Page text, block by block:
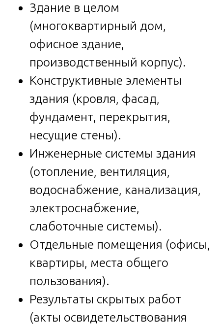
Здание в целом
(многоквартирный дом,
офисное здание,
производственный корпус).
Конструктивные элементы
здания (кровля, фасад,
фундамент, перекрытия,
несущие стены).
Инженерные системы здания
(отопление, вентиляция,
водоснабжение, канализация,
электроснабжение,
слаботочные системы).
Отдельные помещения (офисы,
квартиры, места общего
пользования).
Результаты скрытых работ
(акты освидетельствования